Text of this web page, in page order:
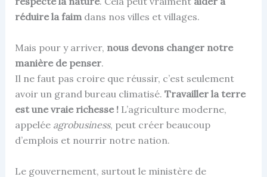
réduire la faimdans nos villes et villages.
Mais pour y arriver, nous devons changer notre
manière de penser.
Il ne faut pas croire que réussir, c’est seulement
avoir un grand bureau climatisé. Travailler la terre
est une vraie richesse !L’agriculture moderne,
appelée agrobusiness, peut créer beaucoup
d’emplois et nourrir notre nation.
Le gouvernement, surtout le ministère de